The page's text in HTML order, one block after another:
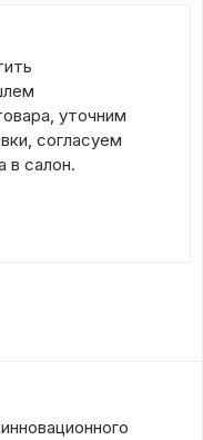
уточним
согласуем
в салон.